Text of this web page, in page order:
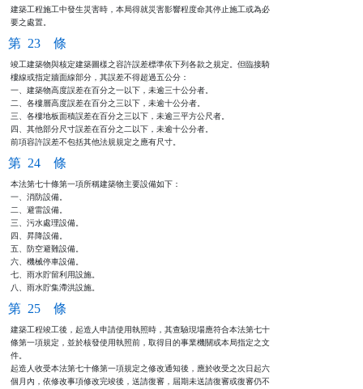
建築工程施工中發生災害時，本局得就災害影響程度命其停止施工或為必
要之處置。
第 23 條
竣工建築物與核定建築圖樣之容許誤差標準依下列各款之規定。但臨接騎
樓線或指定牆面線部分，其誤差不得超過五公分：
一、建築物高度誤差在百分之一以下，未逾三十公分者。
二、各樓層高度誤差在百分之三以下，未逾十公分者。
三、各樓地板面積誤差在百分之三以下，未逾三平方公尺者。
四、其他部分尺寸誤差在百分之二以下，未逾十公分者。
前項容許誤差不包括其他法規規定之應有尺寸。
第 24 條
本法第七十條第一項所稱建築物主要設備如下：
一、消防設備。
二、避雷設備。
三、污水處理設備。
四、昇降設備。
五、防空避難設備。
六、機械停車設備。
七、雨水貯留利用設施。
八、雨水貯集滯洪設施。
第 25 條
建築工程竣工後，起造人申請使用執照時，其查驗現場應符合本法第七十
條第一項規定，並於核發使用執照前，取得目的事業機關或本局指定之文
件。
起造人收受本法第七十條第一項規定之修改通知後，應於收受之次日起六
個月內，依修改事項修改完竣後，送請復審，屆期未送請復審或復審仍不